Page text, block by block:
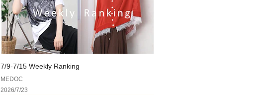
7/9-7/15 Weekly Ranking
MEDOC
2026/7/23